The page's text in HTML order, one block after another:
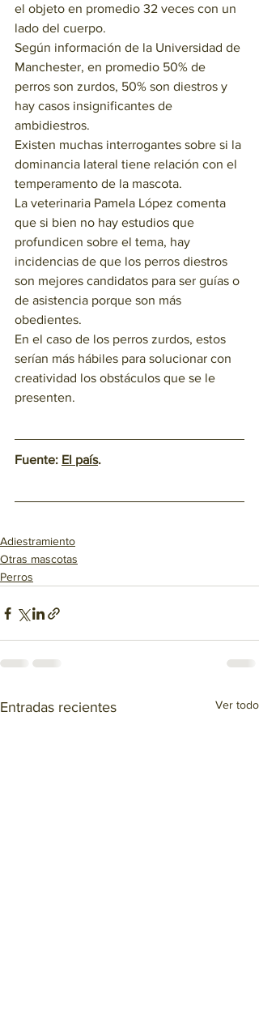
el objeto en promedio 32 veces con un
lado del cuerpo.
Según información de la Universidad de
Manchester, en promedio 50% de
perros son zurdos, 50% son diestros y
hay casos insignificantes de
ambidiestros.
Existen muchas interrogantes sobre si la
dominancia lateral tiene relación con el
temperamento de la mascota.
La veterinaria Pamela López comenta
que si bien no hay estudios que
profundicen sobre el tema, hay
incidencias de que los perros diestros
son mejores candidatos para ser guías o
de asistencia porque son más
obedientes.
En el caso de los perros zurdos, estos
serían más hábiles para solucionar con
creatividad los obstáculos que se le
presenten.
Fuente: El país.
Adiestramiento
Otras mascotas
Perros
Entradas recientes Ver todo